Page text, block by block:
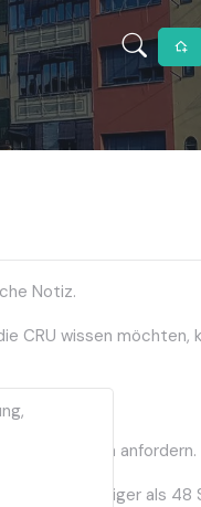
Notiz.
CRU wissen möchten,
elektronisch anfordern.
in weniger als 48